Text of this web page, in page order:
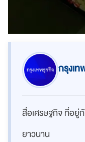
กรุงเ
สื่อเศรษฐกิจ ที่อยู่
ยาวนาน